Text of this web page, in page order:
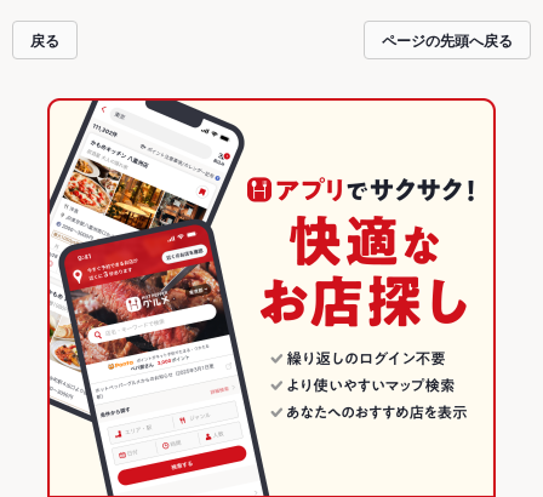
ているので安心！24時間使える簡単便利なネット予約が使えるお店も拡大中で
す。友達どうしの飲み会にも、会社の宴会にも、デートやパーティーにもお得
に便利にホットペッパーグルメをご利用ください。
戻る ページの先頭へ戻る